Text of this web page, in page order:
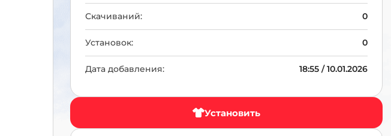
Скачиваний: 0
Установок: 0
Дата добавления: 18:55 / 10.01.2026
Установить